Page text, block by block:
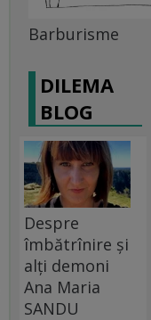
Barburisme
DILEMA
BLOG
Despre
îmbătrînire și
alți demoni
Ana Maria
SANDU